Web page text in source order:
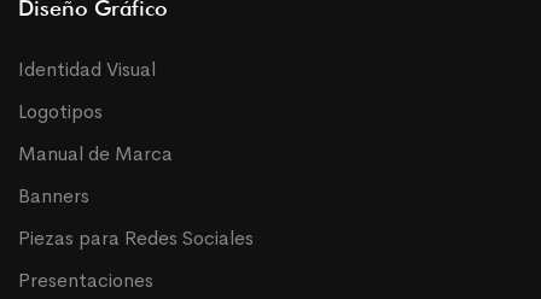
Diseño Gráfico
Identidad Visual
Logotipos
Manual de Marca
Banners
Piezas para Redes Sociales
Presentaciones